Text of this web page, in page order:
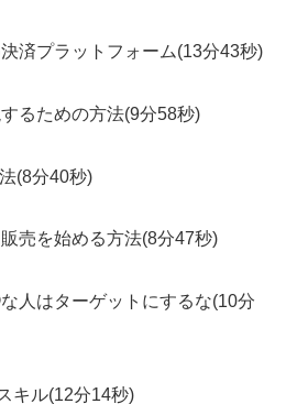
済プラットフォーム(13分43秒)
るための方法(9分58秒)
(8分40秒)
売を始める方法(8分47秒)
人はターゲットにするな(10分
キル(12分14秒)